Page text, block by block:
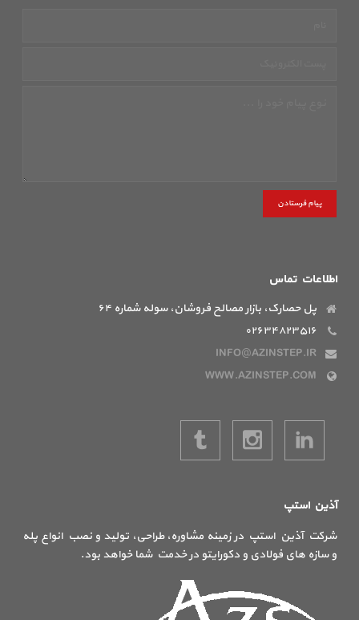
پیام فرستادن
اطلاعات تماس
پل حصارک، بازار مصالح فروشان، سوله شماره ۶۴
۰۲۶۳۴۸۲۳۵۱۶
INFO@AZINSTEP.IR
WWW.AZINSTEP.COM
آذین استپ
شرکت آذین استپ در زمینه مشاوره، طراحی، تولید و نصب انواع پله
و سازه های فولادی و دکورایتو در خدمت شما خواهد بود.